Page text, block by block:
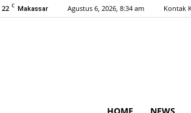
22 C Makassar Agustus 6, 2026, 8:34 am Kontak